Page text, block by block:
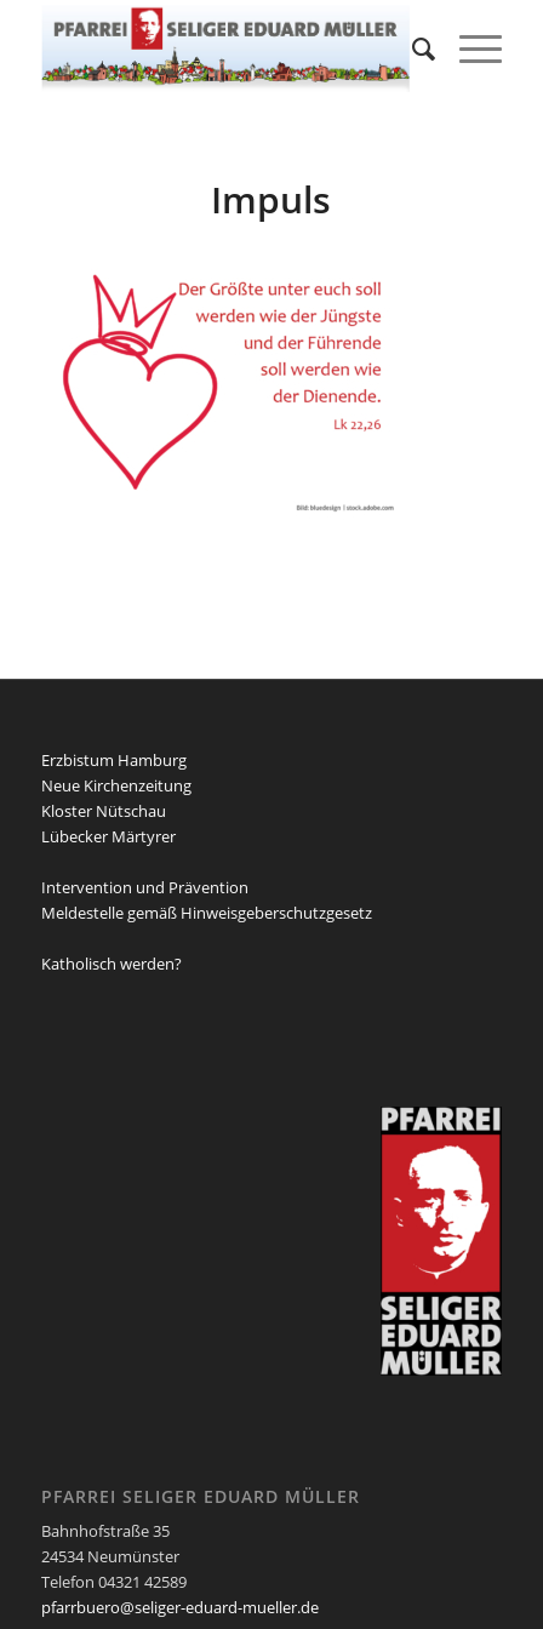
Impuls
Erzbistum Hamburg
Neue Kirchenzeitung
Kloster Nütschau
Lübecker Märtyrer
Intervention und Prävention
Meldestelle gemäß Hinweisgeberschutzgesetz
Katholisch werden?
PFARREI SELIGER EDUARD MÜLLER
Bahnhofstraße 35
24534 Neumünster
Telefon 04321 42589
pfarrbuero@seliger-eduard-mueller.de